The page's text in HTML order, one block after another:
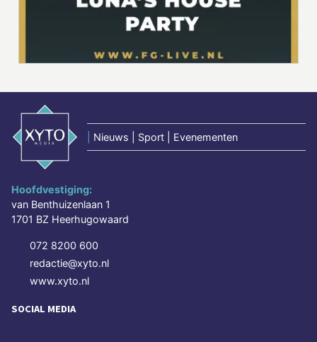
Nieuws | Sport | Evenementen
Hoofdvestiging:
van Benthuizenlaan 1
1701 BZ Heerhugowaard
072 8200 600
redactie@xyto.nl
www.xyto.nl
SOCIAL MEDIA